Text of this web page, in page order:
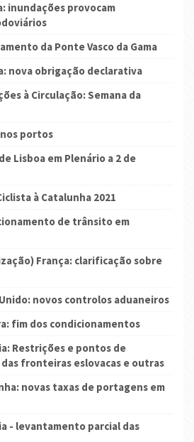
inundações provocam
da Ponte Vasco da Gama
nova obrigação declarativa
à Circulação: Semana da
portos
Lisboa em Plenário a 2 de
à Catalunha 2021
de trânsito em
França: clarificação sobre
novos controlos aduaneiros
fim dos condicionamentos
Restrições e pontos de
fronteiras eslovacas e outras
novas taxas de portagens em
- levantamento parcial das